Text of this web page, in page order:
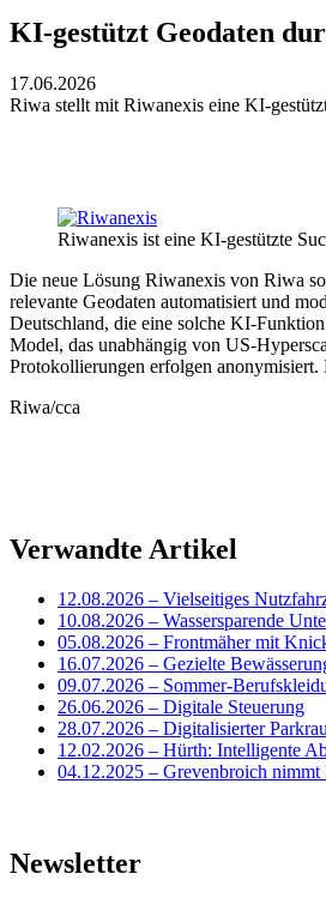
KI-gestützt Geodaten
17.06.2026
Riwa stellt mit Riwanexis eine KI-
Riwanexis ist eine KI-gestützte
Die neue Lösung Riwanexis von Riwa
relevante Geodaten automatisiert und
Deutschland, die eine solche KI-
Model, das unabhängig von US-
Protokollierungen erfolgen
Riwa/cca
Verwandte Artikel
12.08.2026 – Vielseitiges
10.08.2026 – Wassersparende
05.08.2026 – Frontmäher mit
16.07.2026 – Gezielte
09.07.2026 – Sommer-
26.06.2026 – Digitale Steuerung
28.07.2026 – Digitalisierter
12.02.2026 – Hürth: Intelligente
04.12.2025 – Grevenbroich
Newsletter